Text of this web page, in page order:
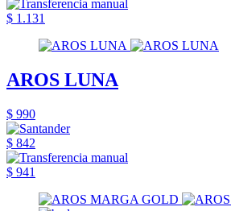
$ 1.131
AROS LUNA
$ 990
$ 842
$ 941